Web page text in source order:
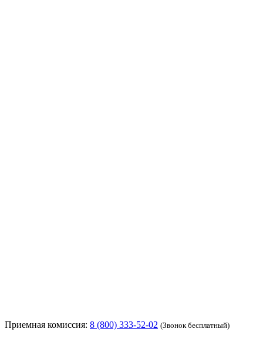
Приемная комиссия: 8 (800) 333-52-02 (Звонок бесплатный)